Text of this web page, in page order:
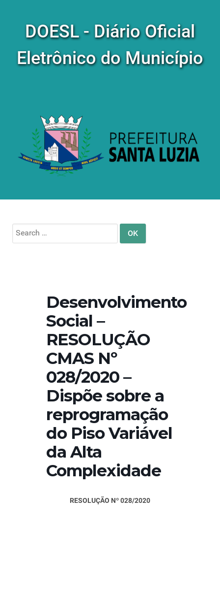
DOESL - Diário Oficial
Eletrônico do Município
Search
for:
Desenvolvimento
Social –
RESOLUÇÃO
CMAS Nº
028/2020 –
Dispõe sobre a
reprogramação
do Piso Variável
da Alta
Complexidade
RESOLUÇÃO Nº 028/2020